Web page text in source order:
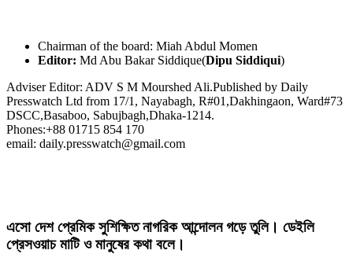
Chairman of the board: Miah Abdul Momen
Editor: Md Abu Bakar Siddique(Dipu Siddiqui)
Adviser Editor: ADV S M Mourshed Ali.Published by Daily
Presswatch Ltd from 17/1, Nayabagh, R#01,Dakhingaon, Ward#73
DSCC,Basaboo, Sabujbagh,Dhaka-1214.
Phones:+88 01715 854 170
email: daily.presswatch@gmail.com
এসো দেশ প্রেমিক সুশিক্ষিত নাগরিক আন্দোলন গড়ে তুলি। ডেইলি
প্রেসওয়াচ মাটি ও মানুষের কথা বলে।